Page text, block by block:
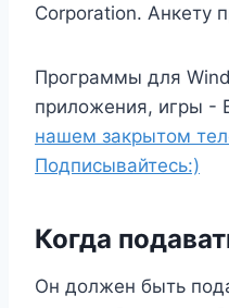
Corporation. Анкету
Программы для
приложения, игры
нашем закрытом
Подписывайтесь:)
Когда
Он должен быть